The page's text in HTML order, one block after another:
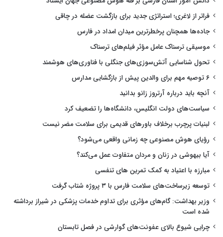
فراتر از لاغری؛ استراتژی جدید برای بازگشت عضله در چاقی
جاده‌ها همچنان پرخطرترین میدان امداد در فارس
موسیقی ترسناک عامل مؤثر فیلم‌های ترسناک
تحول شناسایی آتش‌سوزی‌های جنگلی با فناوری‌های هوشمند
۶ توصیه مهم برای والدین پیش از بازگشایی مدارس
آنچه باید درباره آرتروز زانو بدانید
سیاست‌های دولت انگلیس، دانشگاه‌ها را تضعیف کرد
لبنیات پرچرب برخلاف باورهای قدیمی برای سلامت مضر نیست
رؤیای هوش مصنوعی چه زمانی واقعی می‌شود؟
آیا بیهوشی در زنان و مردان متفاوت عمل می‌کند؟
مبارزه با اعتیاد به کمک تمرین های تنفسی
توسعه زیرساخت‌های سلامت فارس با ۳ پروژه شتاب گرفت
وزیر بهداشت: گام‌های مؤثری برای تداوم خدمات پزشکی در شیراز برداشته
شده است
چرایی شیوع بالای عفونت‌های گوارشی در فصل تابستان